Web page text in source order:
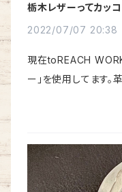
栃木レザーってカッ
2022/07/07 20:38
現在toREACH
ー」を使用してます。